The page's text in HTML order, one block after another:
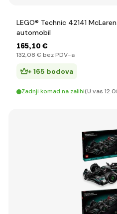
LEGO® Technic 42141
automobil
165,10 €
132,08 € bez PDV-a
+ 165 bodova
Zadnji komad na zalihi(U vas